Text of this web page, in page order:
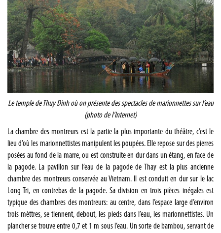
Le temple de Thuy Dinh où on présente des spectacles de marionnettes sur l’eau
(photo de l’Internet)
La chambre des montreurs est la partie la plus importante du théâtre, c’est le
lieu d’où les marionnettistes manipulent les poupées. Elle repose sur des pierres
posées au fond de la marre, ou est construite en dur dans un étang, en face de
la pagode. La pavillon sur l’eau de la pagode de Thay est la plus ancienne
chambre des montreurs conservée au Vietnam. Il est conduit en dur sur le lac
Long Tri, en contrebas de la pagode. Sa division en trois pièces inégales est
typique des chambres des montreurs: au centre, dans l’espace large d’environ
trois mèttres, se tiennent, debout, les pieds dans l’eau, les marionnettistes. Un
plancher se trouve entre 0,7 et 1 m sous l’eau. Un sorte de bambou, servant de